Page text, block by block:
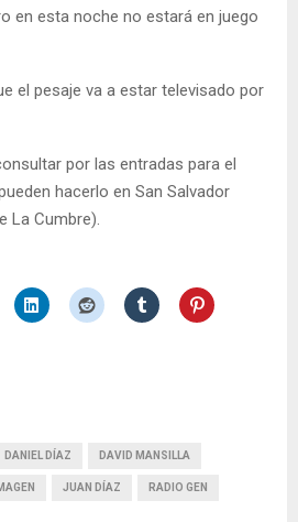
en esta noche no estará en juego
el pesaje va a estar televisado por
por las entradas para el
hacerlo en San Salvador
La Cumbre).
DANIEL DÍAZ DAVID MANSILLA
JUAN DÍAZ RADIO GEN